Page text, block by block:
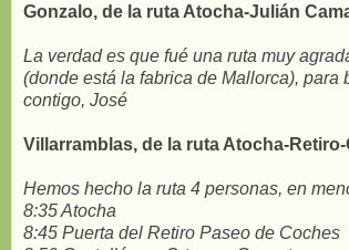
Gonzalo, de la ruta Atocha-Julián
La verdad es que fué una ruta muy
(donde está la fabrica de Mallorca), para
contigo, José
Villarramblas, de la ruta Atocha-
Hemos hecho la ruta 4 personas, en
8:35 Atocha
8:45 Puerta del Retiro Paseo de Coches